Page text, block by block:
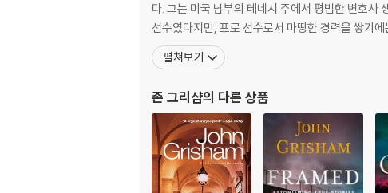
다. 그는 미국 남부의 테네시 주에서 평범한 변호사
선수였다지만, 프로 선수로서 마땅한 경력을 쌓기
펼쳐보기
존 그리샴의 다른 상품